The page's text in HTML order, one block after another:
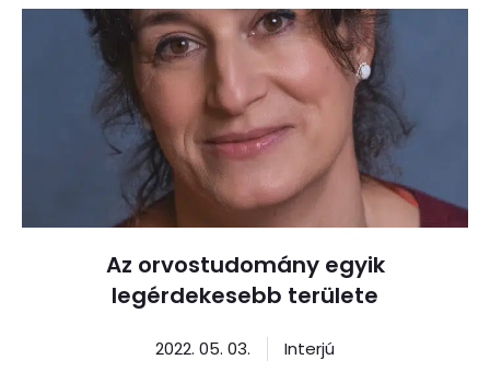
Az orvostudomány egyik
legérdekesebb területe
2022. 05. 03. Interjú